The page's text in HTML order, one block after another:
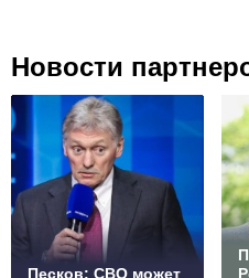
Новости
Песков: СВО может